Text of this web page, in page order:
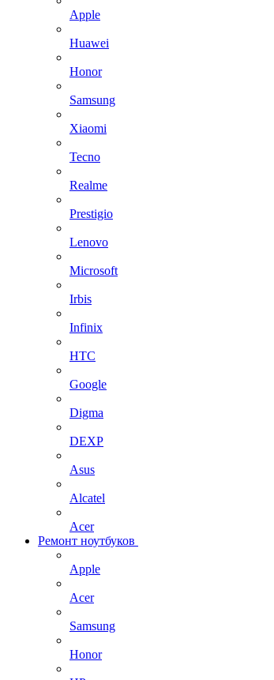
Apple
Huawei
Honor
Samsung
Xiaomi
Tecno
Realme
Prestigio
Lenovo
Microsoft
Irbis
Infinix
HTC
Google
Digma
DEXP
Asus
Alcatel
Acer
Ремонт ноутбуков
Apple
Acer
Samsung
Honor